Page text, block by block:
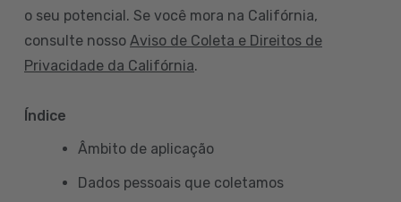
o seu potencial. Se você mora na Califórnia,
consulte nosso Aviso de Coleta e Direitos de
Privacidade da Califórnia.
Índice
Âmbito de aplicação
Dados pessoais que coletamos